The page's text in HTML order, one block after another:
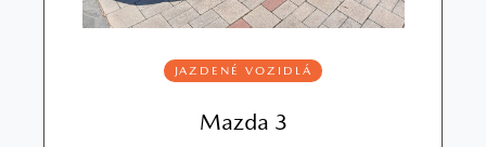
JAZDENÉ VOZIDLÁ
Mazda 3